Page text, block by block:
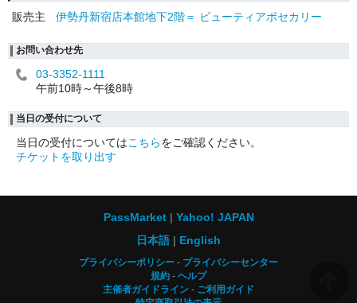
販売主
伊勢丹新宿店本館地下2階＝ ビューティアポセカリー
お問い合わせ先
03-3352-1111
午前10時～午後8時
当日の受付について
当日の受付についてはこちらをご確認ください。
チケットを取り出す
PassMarket
Yahoo! JAPAN
日本語
English
プライバシーポリシー
プライバシーセンター
規約
ヘルプ
主催者ガイドライン
ご利用ガイド